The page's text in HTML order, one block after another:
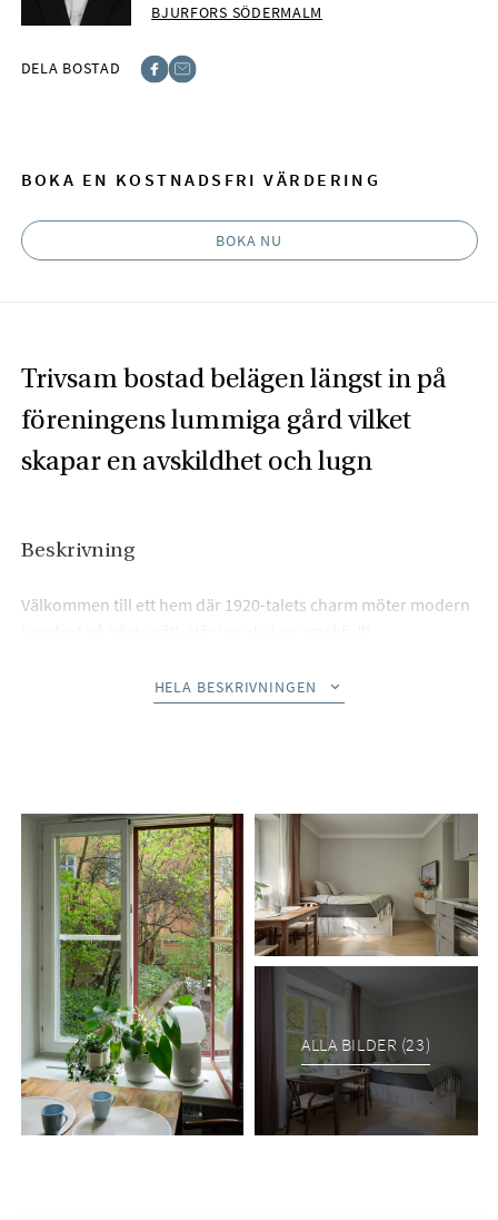
BJURFORS SÖDERMALM
DELA BOSTAD
BOKA EN KOSTNADSFRI VÄRDERING
BOKA NU
Trivsam bostad belägen längst in på
föreningens lummiga gård vilket
skapar en avskildhet och lugn
Beskrivning
Välkommen till ett hem där 1920-talets charm möter modern
med varsam hand och stor respekt för husets ursprungliga
och funktionell. Det moderna köket erbjuder god standard
och fina arbetsytor, medan badrummet är stilrent utformat
med noggrant utvalda material och tidlösa detaljer.
Genomgående smakfulla färg- och materialval skapar en
harmonisk och inbjudande känsla i hela bostaden. Det stora
fönsterpartiet vetter mot föreningens lummiga och rofyllda
innergård, vilket ger ett fantastiskt lugn mitt i stadslivet.
Bostaden är dessutom belägen allra längst in på gården vilket
innebär minimal insyn och begränsad passage utanför. Här
är det bara att flytta rakt in och börja trivas från första stund.
Brf M 6 i Stockholm genomförde under 2015/2016 en
totalrenovering av samtliga 62 lägenheter enligt ritningar av
HELA BESKRIVNINGEN
ALLA BILDER (23)